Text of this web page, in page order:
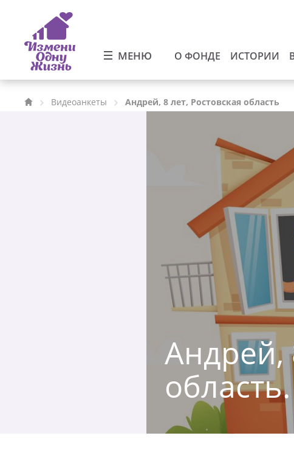
МЕНЮ О ФОНДЕ ИСТОРИИ
Видеоанкеты Андрей, 8 лет, Ростовская область
Андрей,